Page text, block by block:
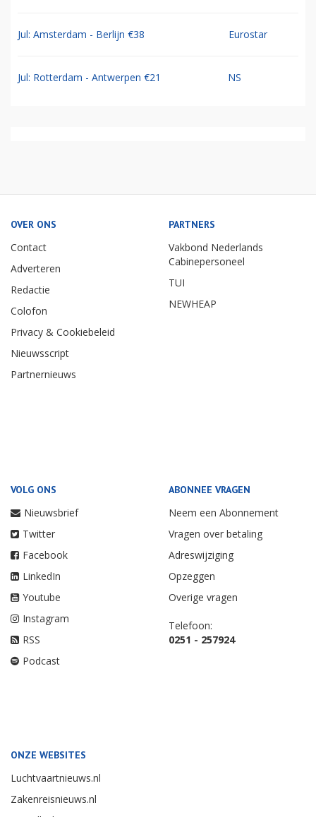
Jul: Amsterdam - Berlijn €38 Eurostar
Jul: Rotterdam - Antwerpen €21 NS
OVER ONS
Contact
Adverteren
Redactie
Colofon
Privacy & Cookiebeleid
Nieuwsscript
Partnernieuws
PARTNERS
Vakbond Nederlands
Cabinepersoneel
TUI
NEWHEAP
VOLG ONS
Nieuwsbrief
Twitter
Facebook
LinkedIn
Youtube
Instagram
RSS
Podcast
ABONNEE VRAGEN
Neem een Abonnement
Vragen over betaling
Adreswijziging
Opzeggen
Overige vragen
Telefoon:
0251 - 257924
ONZE WEBSITES
Luchtvaartnieuws.nl
Zakenreisnieuws.nl